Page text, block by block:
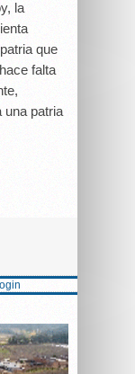
la
que
falta
una patria